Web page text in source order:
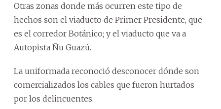
Otras zonas donde más ocurren este tipo de
hechos son el viaducto de Primer Presidente, que
es el corredor Botánico; y el viaducto que va a
Autopista Ñu Guazú.
La uniformada reconoció desconocer dónde son
comercializados los cables que fueron hurtados
por los delincuentes.